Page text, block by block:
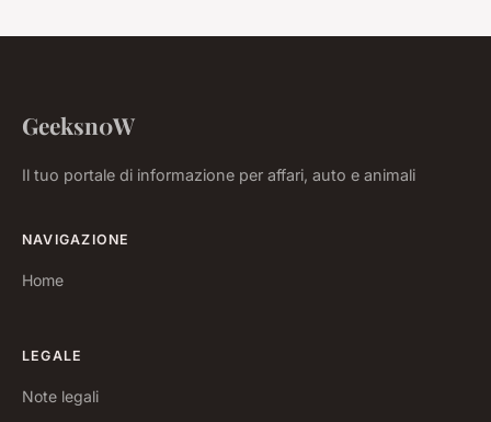
Geeksn0W
Il tuo portale di informazione per affari, auto e animali
NAVIGAZIONE
Home
LEGALE
Note legali